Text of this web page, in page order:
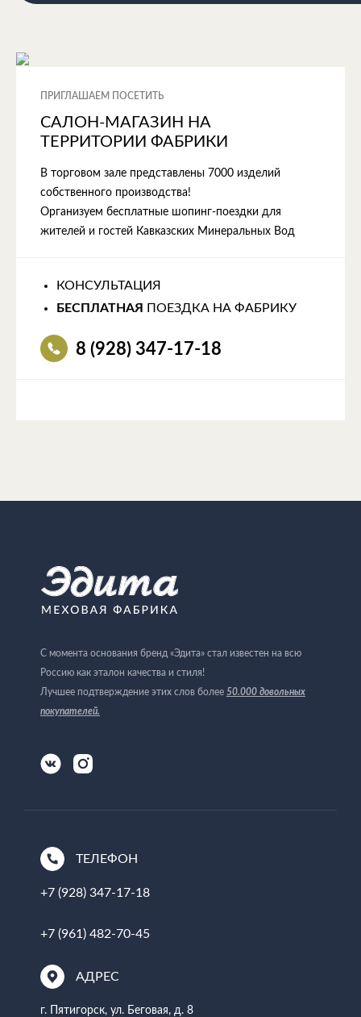
ПРИГЛАШАЕМ ПОСЕТИТЬ
САЛОН-МАГАЗИН НА
ТЕРРИТОРИИ ФАБРИКИ
В торговом зале представлены 7000 изделий
собственного производства!
Организуем бесплатные шопинг-поездки для
жителей и гостей Кавказских Минеральных Вод
КОНСУЛЬТАЦИЯ
БЕСПЛАТНАЯ
ПОЕЗДКА НА ФАБРИКУ
8 (928) 347-17-18
С момента основания бренд «Эдита» стал известен на всю
Россию как эталон качества и стиля!
Лучшее подтверждение этих слов более 50.000 довольных
покупателей.
ТЕЛЕФОН
+7 (928) 347-17-18
+7 (961) 482-70-45
АДРЕС
г. Пятигорск, ул. Беговая, д. 8